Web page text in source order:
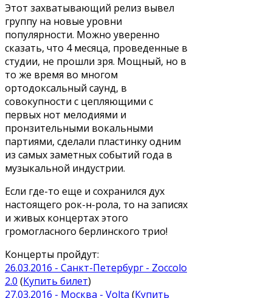
Этот захватывающий релиз вывел
группу на новые уровни
популярности. Можно уверенно
сказать, что 4 месяца, проведенные в
студии, не прошли зря. Мощный, но в
то же время во многом
ортодоксальный саунд, в
совокупности с цепляющими с
первых нот мелодиями и
пронзительными вокальными
партиями, сделали пластинку одним
из самых заметных событий года в
музыкальной индустрии.
Если где-то еще и сохранился дух
настоящего рок-н-рола, то на записях
и живых концертах этого
громогласного берлинского трио!
Концерты пройдут:
26.03.2016 - Санкт-Петербург - Zoccolo
2.0 (Купить билет)
27.03.2016 - Москва - Volta (Купить